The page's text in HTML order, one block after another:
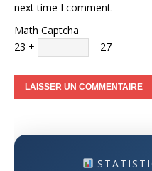
next time I comment.
Math Captcha
23 +
= 27